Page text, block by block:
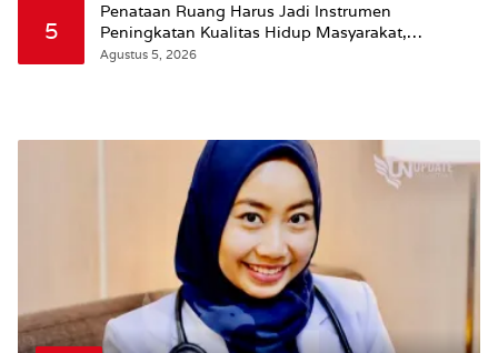
5
Penataan Ruang Harus Jadi Instrumen
Peningkatan Kualitas Hidup Masyarakat,
Wattimena: Revisi RT-RW Ditetapkan Pemkot
Agustus 5, 2026